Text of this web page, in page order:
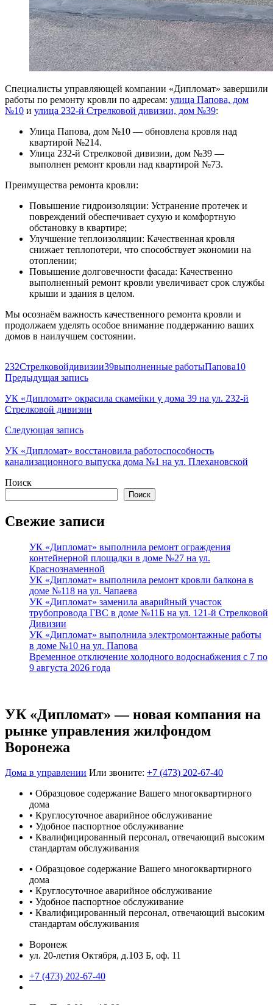
Специалисты управляющей компании «Дипломат» завершили
работы по ремонту кровли по адресам: улица Папова, дом
№10 и улица 232-й Стрелковой дивизии, дом №39:
Улица Папова, дом №10 — обновлена кровля над
квартирой №214.
Улица 232-й Стрелковой дивизии, дом №39 —
выполнен ремонт кровли над квартирой №73.
Преимущества ремонта кровли:
Повышение гидроизоляции: Устранение протечек и
повреждений обеспечивает сухую и комфортную
обстановку в квартире;
Улучшение теплоизоляции: Качественная кровля
снижает теплопотери, что способствует экономии на
отоплении;
Повышение долговечности фасада: Качественно
выполненный ремонт кровли увеличивает срок службы
крыши и здания в целом.
Мы осознаём важность качественного ремонта кровли и
продолжаем уделять особое внимание поддержанию ваших
домов в наилучшем состоянии.
232Стрелковойдивизии39выполненные работыПапова10
Навигация
по
записям
Предыдущая запись
УК «Дипломат» окрасила скамейки у дома 39 на ул. 232-й
Стрелковой дивизии
Следующая запись
УК «Дипломат» восстановила работоспособность
канализационного выпуска дома №1 на ул. Плехановской
Поиск
Поиск
Свежие записи
УК «Дипломат» выполнила ремонт ограждения
контейнерной площадки в доме №27 на ул.
Краснознаменной
УК «Дипломат» выполнила ремонт кровли балкона в
доме №118 на ул. Чапаева
УК «Дипломат» заменила аварийный участок
трубопровода ГВС в доме №11Б на ул. 121-й Стрелковой
Дивизии
УК «Дипломат» выполнила электромонтажные работы
в доме №10 на ул. Папова
Временное отключение холодного водоснабжения с 7 по
9 августа 2026 года
УК «Дипломат» — новая компания на
рынке управления жилфондом
Воронежа
Дома в управлении Или звоните: +7 (473) 202-67-40
• Образцовое содержание Вашего многоквартирного
дома
• Круглосуточное аварийное обслуживание
• Удобное паспортное обслуживание
• Квалифицированный персонал, отвечающий высоким
стандартам обслуживания
• Образцовое содержание Вашего многоквартирного
дома
• Круглосуточное аварийное обслуживание
• Удобное паспортное обслуживание
• Квалифицированный персонал, отвечающий высоким
стандартам обслуживания
Воронеж
ул. 20-летия Октября, д.103 Б, оф. 11
+7 (473) 202-67-40